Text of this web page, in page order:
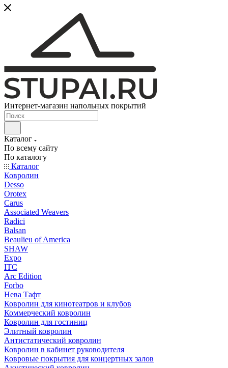
Интернет-магазин напольных покрытий
Каталог
По всему сайту
По каталогу
Каталог
Ковролин
Desso
Orotex
Carus
Associated Weavers
Radici
Balsan
Beaulieu of America
SHAW
Expo
ITC
Arc Edition
Forbo
Нева Тафт
Ковролин для кинотеатров и клубов
Коммерческий ковролин
Ковролин для гостиниц
Элитный ковролин
Антистатический ковролин
Ковролин в кабинет руководителя
Ковровые покрытия для концертных залов